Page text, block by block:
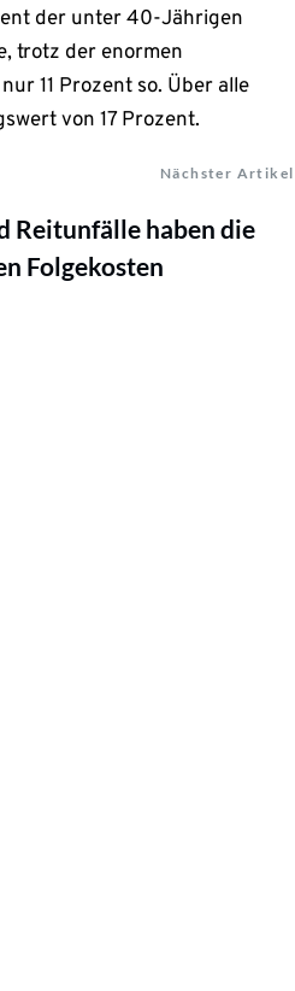
der unter 40-Jährigen
trotz der enormen
11 Prozent so. Über alle
von 17 Prozent.
Nächster Artikel
Reitunfälle haben die
Folgekosten